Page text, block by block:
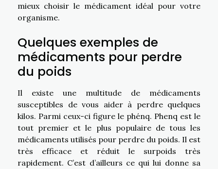
mieux choisir le médicament idéal pour votre
organisme.
Quelques exemples de
médicaments pour perdre
du poids
Il existe une multitude de médicaments
susceptibles de vous aider à perdre quelques
kilos. Parmi ceux-ci figure le phénq. Phenq est le
tout premier et le plus populaire de tous les
médicaments utilisés pour perdre du poids. Il est
très efficace et réduit le surpoids très
rapidement. C’est d’ailleurs ce qui lui donne sa